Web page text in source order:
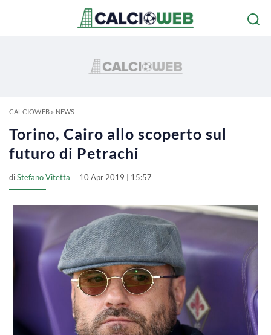
CALCIOWEB» NEWS
Torino, Cairo allo scoperto sul
futuro di Petrachi
diStefano Vitetta 10 Apr 2019 | 15:57